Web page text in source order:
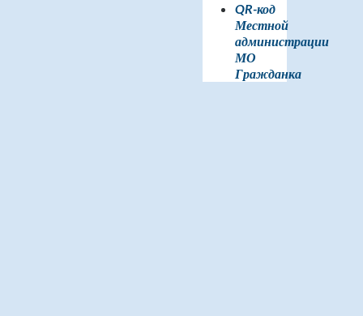
QR-код
Местной
администрации
МО
Гражданка